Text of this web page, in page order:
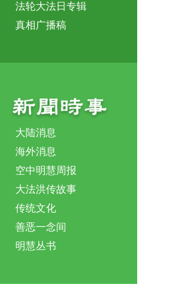
法轮大法日专辑
真相广播稿
大陆消息
海外消息
空中明慧周报
大法洪传故事
传统文化
善恶一念间
明慧丛书